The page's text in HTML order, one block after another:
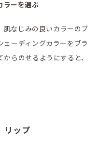
ラーを選ぶ
肌なじみの良いカラーのブ
ーディングカラーをブラ
らのせるようにすると、
ップ